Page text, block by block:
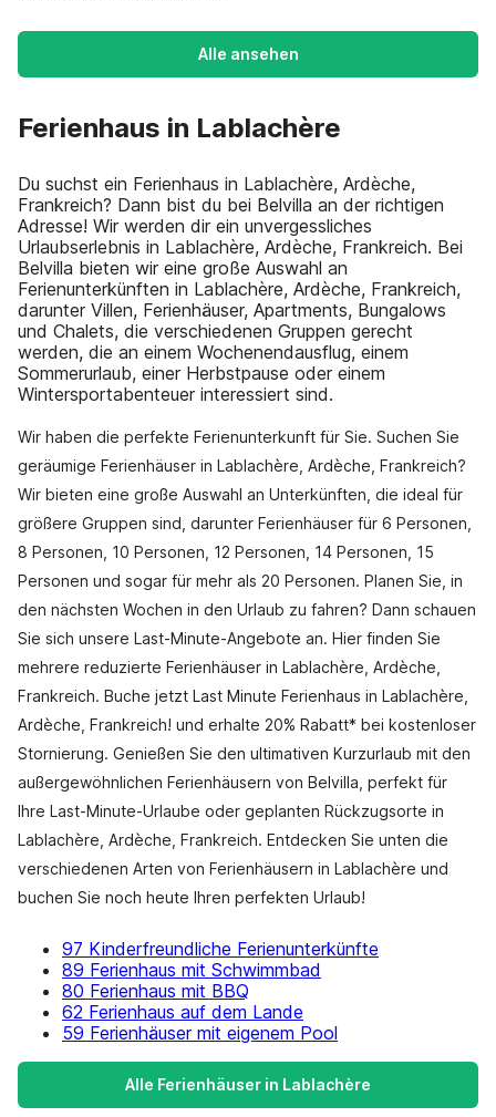
Alle ansehen
Ferienhaus in Lablachère
Du suchst ein Ferienhaus in Lablachère, Ardèche,
Frankreich? Dann bist du bei Belvilla an der richtigen
Adresse! Wir werden dir ein unvergessliches
Urlaubserlebnis in Lablachère, Ardèche, Frankreich. Bei
Belvilla bieten wir eine große Auswahl an
Ferienunterkünften in Lablachère, Ardèche, Frankreich,
darunter Villen, Ferienhäuser, Apartments, Bungalows
und Chalets, die verschiedenen Gruppen gerecht
werden, die an einem Wochenendausflug, einem
Sommerurlaub, einer Herbstpause oder einem
Wintersportabenteuer interessiert sind.
Wir haben die perfekte Ferienunterkunft für Sie. Suchen Sie
geräumige Ferienhäuser in Lablachère, Ardèche, Frankreich?
Wir bieten eine große Auswahl an Unterkünften, die ideal für
größere Gruppen sind, darunter Ferienhäuser für 6 Personen,
8 Personen, 10 Personen, 12 Personen, 14 Personen, 15
Personen und sogar für mehr als 20 Personen. Planen Sie, in
den nächsten Wochen in den Urlaub zu fahren? Dann schauen
Sie sich unsere Last-Minute-Angebote an. Hier finden Sie
mehrere reduzierte Ferienhäuser in Lablachère, Ardèche,
Frankreich. Buche jetzt Last Minute Ferienhaus in Lablachère,
Ardèche, Frankreich! und erhalte 20% Rabatt* bei kostenloser
Stornierung. Genießen Sie den ultimativen Kurzurlaub mit den
außergewöhnlichen Ferienhäusern von Belvilla, perfekt für
Ihre Last-Minute-Urlaube oder geplanten Rückzugsorte in
Lablachère, Ardèche, Frankreich. Entdecken Sie unten die
verschiedenen Arten von Ferienhäusern in Lablachère und
buchen Sie noch heute Ihren perfekten Urlaub!
97 Kinderfreundliche Ferienunterkünfte
89 Ferienhaus mit Schwimmbad
80 Ferienhaus mit BBQ
62 Ferienhaus auf dem Lande
59 Ferienhäuser mit eigenem Pool
Alle Ferienhäuser in Lablachère